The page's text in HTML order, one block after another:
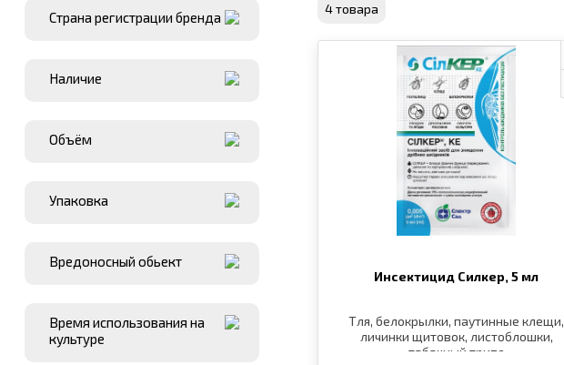
Страна регистрации бренда
Наличие
Объём
Упаковка
Вредоносный обьект
Время использования на
культуре
4 товара
Инсектицид Силкер, 5 мл
Тля, белокрылки, паутинные клещи,
личинки щитовок, листоблошки,
табачный трипс